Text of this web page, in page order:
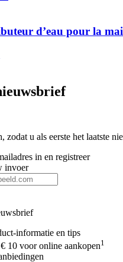
d’eau pour la
zodat u als eerste het laatste
in en registreer
invoer
informatie en tips
10 voor online aankopen1